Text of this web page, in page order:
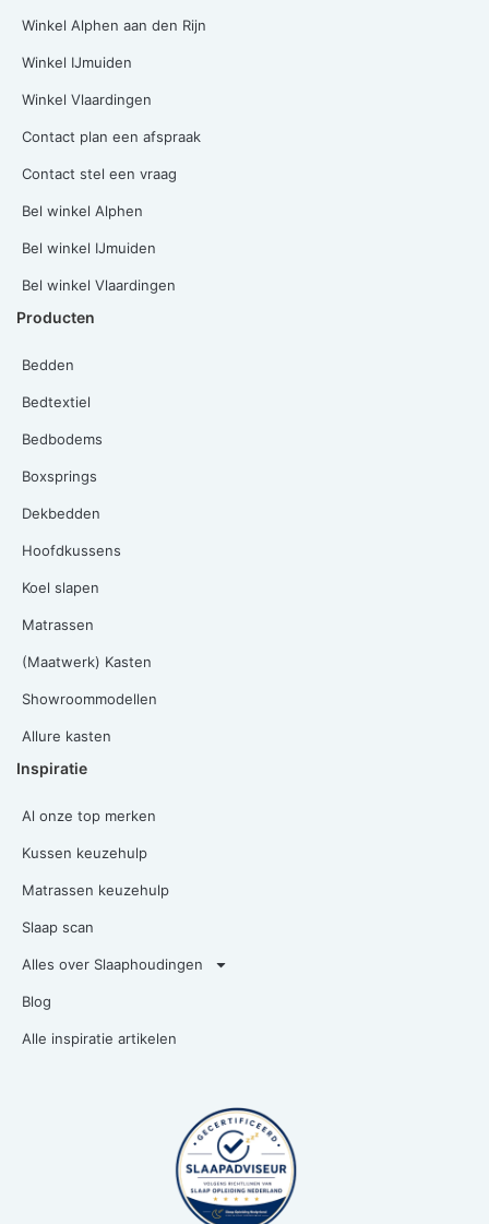
Winkel Alphen aan den Rijn
Winkel IJmuiden
Winkel Vlaardingen
Contact plan een afspraak
Contact stel een vraag
Bel winkel Alphen
Bel winkel IJmuiden
Bel winkel Vlaardingen
Producten
Bedden
Bedtextiel
Bedbodems
Boxsprings
Dekbedden
Hoofdkussens
Koel slapen
Matrassen
(Maatwerk) Kasten
Showroommodellen
Allure kasten
Inspiratie
Al onze top merken
Kussen keuzehulp
Matrassen keuzehulp
Slaap scan
Alles over Slaaphoudingen
Blog
Alle inspiratie artikelen